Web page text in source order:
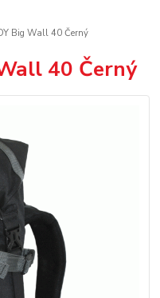
Big Wall 40 Černý
40 Černý